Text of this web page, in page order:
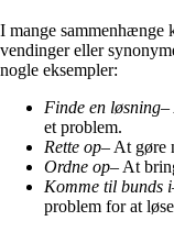
I mange sammenhænge
vendinger eller
nogle eksempler:
Finde en løsning–
et problem.
Rette op– At gøre
Ordne op– At
Komme til bunds i
problem for at